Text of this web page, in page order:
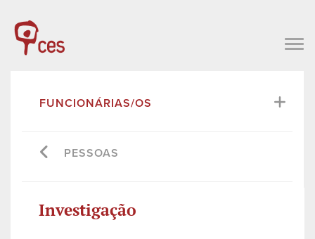
FUNCIONÁRIAS/OS
PESSOAS
Investigação